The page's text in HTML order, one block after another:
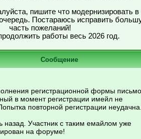
пишите что модернизировать в
Постараюсь исправить
часть пожеланий!
работы весь 2026 год.
Сообщение
регистрационной формы письмо
в момент регистрации имейл не
повторной регистрации
назад. Участник с таким емайлом уже
на форуме!